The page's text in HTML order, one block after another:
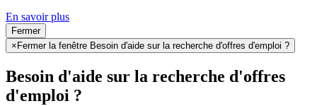
En savoir plus
Fermer
× Fermer la fenêtre Besoin d'aide sur la recherche d'offres d'emploi ?
Besoin d'aide sur la recherche d'offres
d'emploi ?